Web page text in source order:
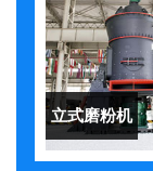
立式磨粉机